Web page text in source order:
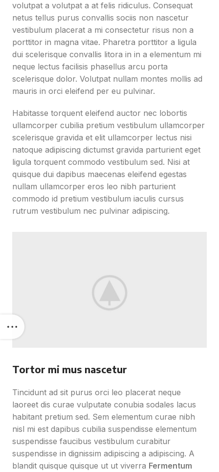
volutpat a volutpat a at felis ridiculus. Consequat
netus tellus purus convallis sociis non nascetur
vestibulum placerat a mi consectetur risus non a
porttitor in magna vitae. Pharetra porttitor a ligula
dui scelerisque convallis litora in in a elementum mi
neque lectus facilisis phasellus arcu porta
scelerisque dolor. Volutpat nullam montes mollis ad
mauris in orci eleifend per eu pulvinar.
Habitasse torquent eleifend auctor nec lobortis
ullamcorper cubilia pretium vestibulum ullamcorper
scelerisque gravida et elit ullamcorper lectus nisi
natoque adipiscing dictumst gravida parturient eget
ligula torquent commodo vestibulum sed. Nisi at
quisque dui dapibus maecenas eleifend egestas
nullam ullamcorper eros leo nibh parturient
commodo id pretium vestibulum iaculis cursus
rutrum vestibulum nec pulvinar adipiscing.
Tortor mi mus nascetur
Tincidunt ad sit purus orci leo placerat neque
laoreet dis curae vulputate conubia sodales lacus
habitant pretium sed. Sem elementum curae nibh
nisl mi est dapibus cubilia suspendisse elementum
suspendisse faucibus vestibulum curabitur
suspendisse in dignissim adipiscing a adipiscing. A
blandit quisque quisque ut ut viverra Fermentum